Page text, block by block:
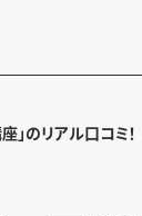
のリアル口コミ！